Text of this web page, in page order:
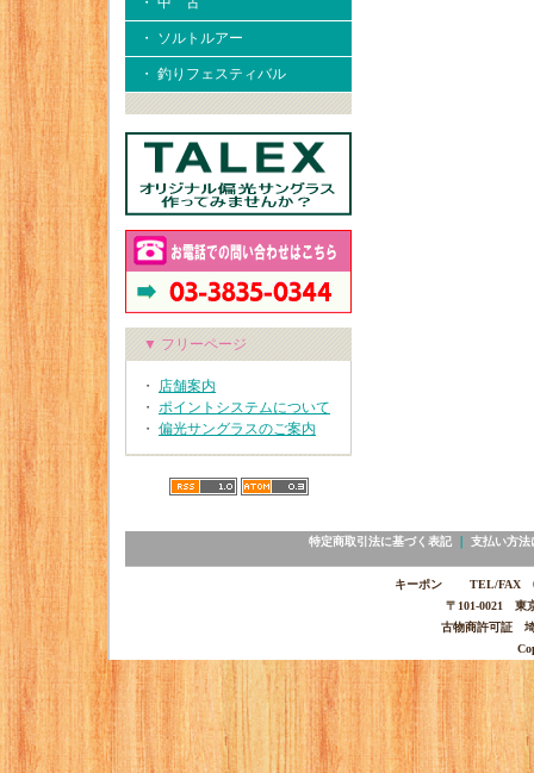
・ ソルトルアー
・ 釣りフェスティバル
▼ フリーページ
・ 店舗案内
・ ポイントシステムについて
・ 偏光サングラスのご案内
特定商取引法に基づく表記｜ 支払い方法
キーポン TEL/FAX
〒101-0021 東
古物商許可証